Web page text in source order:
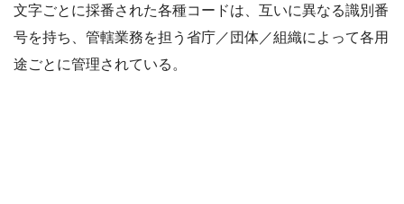
文字ごとに採番された各種コードは、互いに異なる識別番
号を持ち、管轄業務を担う省庁／団体／組織によって各用
途ごとに管理されている。